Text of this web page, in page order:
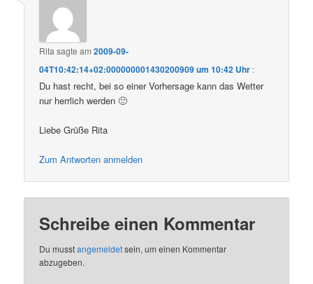
Rita sagte am2009-09-
04T10:42:14+02:000000001430200909 um 10:42 Uhr :
Du hast recht, bei so einer Vorhersage kann das Wetter
nur herrlich werden 🙂
Liebe Grüße Rita
Zum Antworten anmelden
Schreibe einen Kommentar
Du musstangemeldetsein, um einen Kommentar
abzugeben.